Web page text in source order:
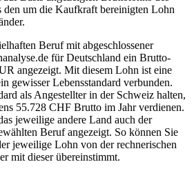
den um die Kaufkraft bereinigten Lohn
Beruf mit abgeschlossener
für Deutschland ein Brutto-
angezeigt. Mit diesem Lohn ist eine
gewisser Lebensstandard verbunden.
als Angestellter in der Schweiz halten,
55.728 CHF Brutto im Jahr verdienen.
jeweilige andere Land auch der
Beruf angezeigt. So können Sie
jeweilige Lohn von der rechnerischen
mit dieser übereinstimmt.